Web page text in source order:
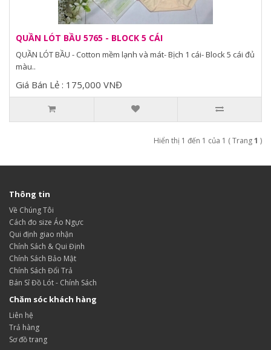
QUẦN LÓT BẦU 5765 - BLOCK 5 CÁI
QUẦN LÓT BẦU - Cotton mềm lạnh và mát- Bịch 1 cái- Block 5 cái đủ
màu..
Giá Bán Lẻ : 175,000 VNĐ
Hiển thị 1 đến 1 của 1 ( Trang1 )
Thông tin
Về Chúng Tôi
Cách đo size Áo Ngực
Qui định giao nhận
Chính Sách & Qui Định
Chính Sách Bảo Mật
Chính Sách Đổi Trả
Bán Sỉ Đồ Lót - Chính Sách
Chăm sóc khách hàng
Liên hệ
Trả hàng
Sơ đồ trang